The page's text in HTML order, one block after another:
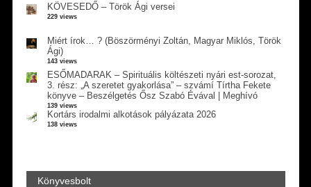
KÖVESEDŐ – Török Ági versei
229 views
Miért írok… ? (Böszörményi Zoltán, Magyar Miklós, Török
Ági)
143 views
ESŐMADARAK – Spirituális költészeti nyári est-sorozat,
3. rész: „A szeretet gyakorlása” – szvámí Tírtha Fekete
könyve – Beszélgetés Ősz Szabó Évával | Meghívó
139 views
Kortárs irodalmi alkotások pályázata 2026
138 views
Könyvesbolt